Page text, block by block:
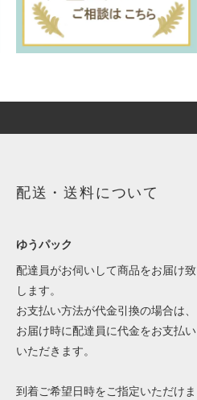
配送・送料について
ゆうパック
配達員がお伺いして商品をお届け致
します。
お支払い方法が代金引換の場合は、
お届け時に配達員に代金をお支払い
いただきます。
到着ご希望日時をご指定いただけま